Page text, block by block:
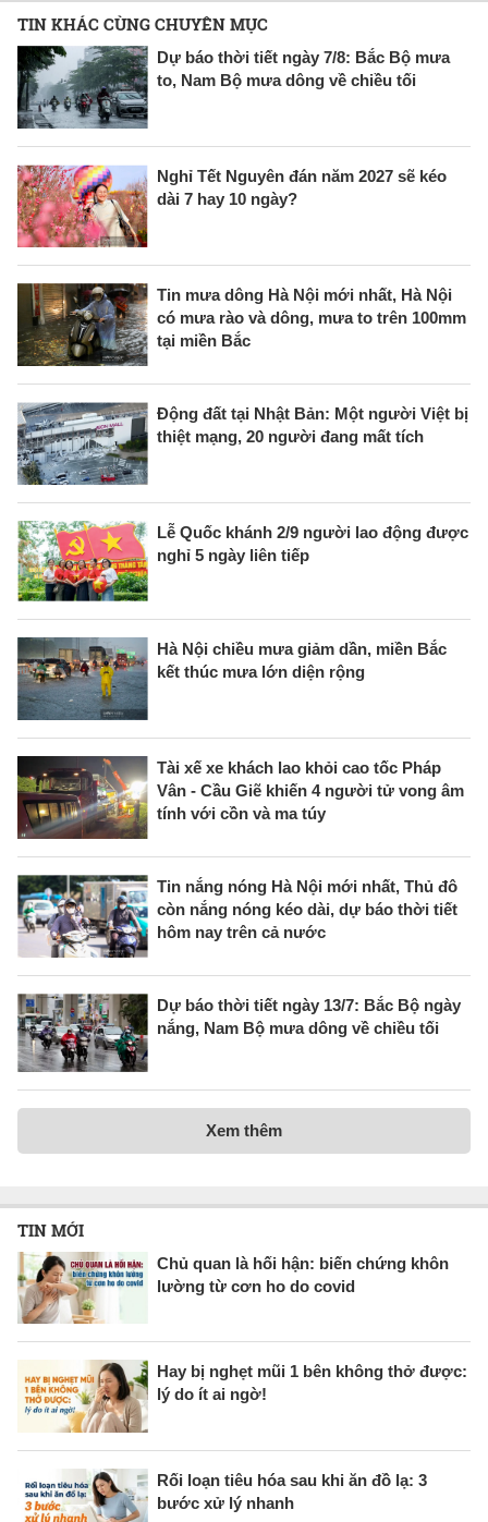
TIN KHÁC CÙNG CHUYÊN MỤC
Dự báo thời tiết ngày 7/8: Bắc Bộ mưa
to, Nam Bộ mưa dông về chiều tối
Nghỉ Tết Nguyên đán năm 2027 sẽ kéo
dài 7 hay 10 ngày?
Tin mưa dông Hà Nội mới nhất, Hà Nội
có mưa rào và dông, mưa to trên 100mm
tại miền Bắc
Động đất tại Nhật Bản: Một người Việt bị
thiệt mạng, 20 người đang mất tích
Lễ Quốc khánh 2/9 người lao động được
nghỉ 5 ngày liên tiếp
Hà Nội chiều mưa giảm dần, miền Bắc
kết thúc mưa lớn diện rộng
Tài xế xe khách lao khỏi cao tốc Pháp
Vân - Cầu Giẽ khiến 4 người tử vong âm
tính với cồn và ma túy
Tin nắng nóng Hà Nội mới nhất, Thủ đô
còn nắng nóng kéo dài, dự báo thời tiết
hôm nay trên cả nước
Dự báo thời tiết ngày 13/7: Bắc Bộ ngày
nắng, Nam Bộ mưa dông về chiều tối
Xem thêm
TIN MỚI
Chủ quan là hối hận: biến chứng khôn
lường từ cơn ho do covid
Hay bị nghẹt mũi 1 bên không thở được:
lý do ít ai ngờ!
Rối loạn tiêu hóa sau khi ăn đồ lạ: 3
bước xử lý nhanh